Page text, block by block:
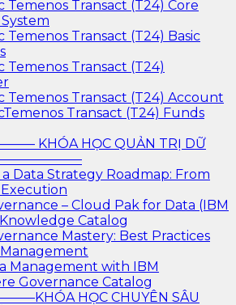
Temenos Transact (T24) Core
Temenos Transact (T24) Basic
Temenos Transact (T24)
Temenos Transact (T24) Account
Transact (T24) Funds
KHÓA HỌC QUẢN TRỊ DỮ
Data Strategy Roadmap: From
– Cloud Pak for Data (IBM
Catalog
Mastery: Best Practices
Management with IBM
Governance Catalog
HỌC CHUYÊN SÂU